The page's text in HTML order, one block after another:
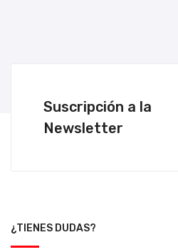
Suscripción a la
Newsletter
¿TIENES DUDAS?